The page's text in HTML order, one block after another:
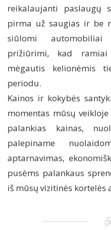
reikalaujanti paslaugų
pirma už saugias ir be
siūlomi automobiliai
prižiūrimi, kad
mėgautis kelionėmis
periodu.
Kainos ir kokybės
momentas mūsų
palankias kainas,
palepiname
aptarnavimas,
pusėms palankaus
iš mūsų vizitinės kortelės